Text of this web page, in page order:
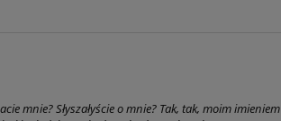
mnie? Słyszałyście o mnie? Tak, tak, moim